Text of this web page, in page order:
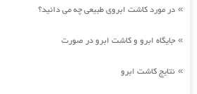
» در مورد کاشت ابروی طبیعی چه می دانید؟
» جایگاه ابرو و کاشت ابرو در صورت
» نتایج کاشت ابرو